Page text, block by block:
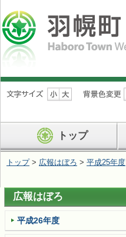
ナ
ビ
ン
を
す
トップ
トップ> 広報はぼろ > 平成25年度
広報はぼろ
平成26年度